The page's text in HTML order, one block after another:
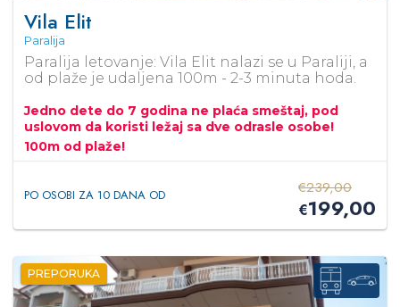
Vila Elit
Paralija
Paralija letovanje: Vila Elit nalazi se u Paraliji, a
od plaže je udaljena 100m - 2-3 minuta hoda.
Jedno dete do 7 godina ne plaća smeštaj, pod
uslovom da koristi ležaj sa dve odrasle osobe!
100m od plaže!
PO OSOBI ZA 10 DANA OD €239,00
€199,00
PREPORUKA